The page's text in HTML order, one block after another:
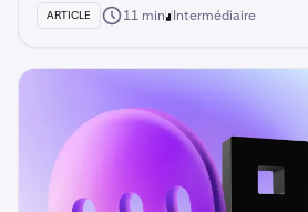
ARTICLE 11 min Intermédiaire